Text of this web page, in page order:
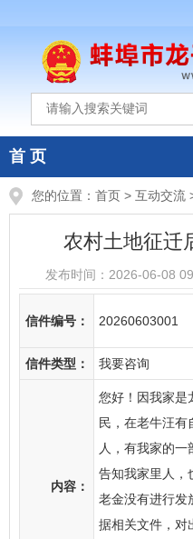
首 页
您的位置： 首页 > 互动交流
农村土地征迁
发布时间： 2026-06-08
信件编号： 20260603001
信件类型： 我要咨询
内容：
您好！因我家是
民，在老牛汪有
人，有我家的
告知我家里人，
老金没有进行发
据相关文件，对